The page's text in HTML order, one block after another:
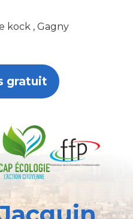
kock , Gagny
gratuit